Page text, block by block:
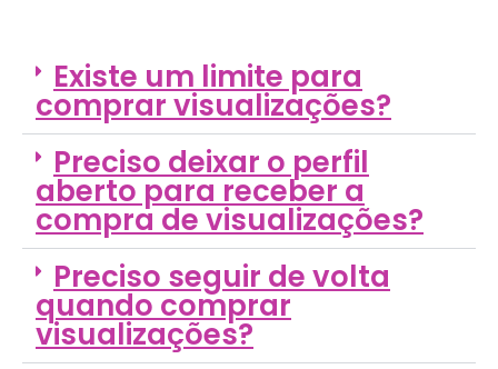
Existe um limite para
comprar visualizações?
Preciso deixar o perfil
aberto para receber a
compra de visualizações?
Preciso seguir de volta
quando comprar
visualizações?